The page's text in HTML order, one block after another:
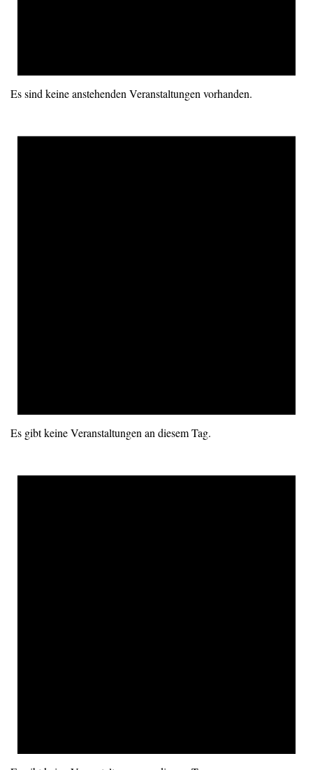
Es sind keine anstehenden Veranstaltungen vorhanden.
Es gibt keine Veranstaltungen an diesem Tag.